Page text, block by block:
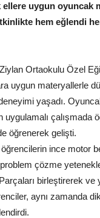
uygun oyuncak
hem eğlendi
Ortaokulu Özel
uygun materyallerle
yaşadı.
uygulamalı çalışmada
öğrenerek gelişti.
ince motor
çözme
birleştirerek ve
aynı zamanda